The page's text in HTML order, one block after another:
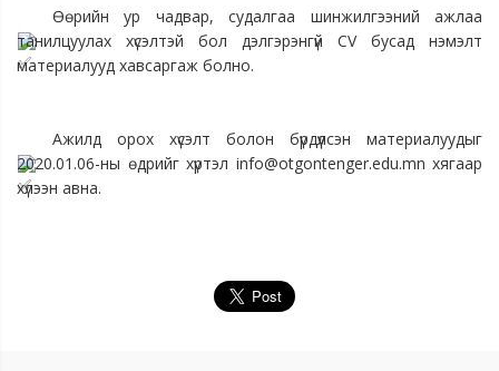
Өөрийн ур чадвар, судалгаа шинжилгээний ажлаа
танилцуулах хүсэлтэй бол дэлгэрэнгүй CV бусад нэмэлт
материалууд хавсаргаж болно.
Ажилд орох хүсэлт болон бүрдүүлсэн материалуудыг
2020.01.06-ны өдрийг хүртэл info@otgontenger.edu.mn хягаар
хүлээн авна.